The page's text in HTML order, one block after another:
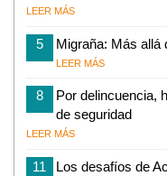
LEER MÁS
5 Migraña: Más allá
LEER MÁS
8
Por delincuencia,
de seguridad
LEER MÁS
11
Los desafíos de